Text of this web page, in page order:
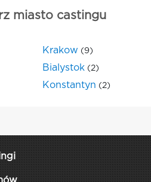
miasto castingu
Krakow (9)
Bialystok (2)
Konstantyn (2)